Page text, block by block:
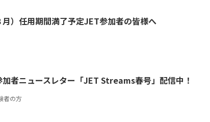
）任用期間満了予定JET参加者の皆様へ
者ニュースレター「JET Streams春号」配信中！
者の方